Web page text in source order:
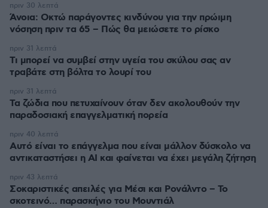
Άνοια: Οκτώ παράγοντες κινδύνου για την πρώιμη
νόσηση πριν τα 65 – Πώς θα μειώσετε το ρίσκο
πριν 30 λεπτά
Τι μπορεί να συμβεί στην υγεία του σκύλου σας αν
τραβάτε στη βόλτα το λουρί του
πριν 31 λεπτά
Τα ζώδια που πετυχαίνουν όταν δεν ακολουθούν την
παραδοσιακή επαγγελματική πορεία
πριν 31 λεπτά
Αυτό είναι το επάγγελμα που είναι μάλλον δύσκολο να
αντικαταστήσει η AI και φαίνεται να έχει μεγάλη ζήτηση
πριν 40 λεπτά
Σοκαριστικές απειλές για Μέσι και Ρονάλντο – Το
σκοτεινό… παρασκήνιο του Μουντιάλ
πριν 43 λεπτά